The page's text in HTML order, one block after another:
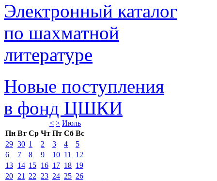
Электронный каталог
по шахматной
литературе
Новые поступления
в фонд ЦШКИ
< > Июль
Пн Вт Ср Чт Пт Сб Вс
29 30 1 2 3 4
5
6
7 8 9 10 11
12
13 14 15 16 17 18 19
20 21 22 23 24 25 26